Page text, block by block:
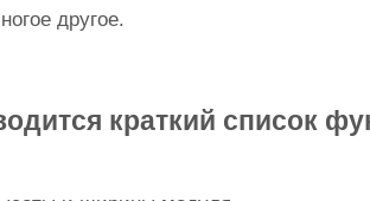
другое.
краткий список